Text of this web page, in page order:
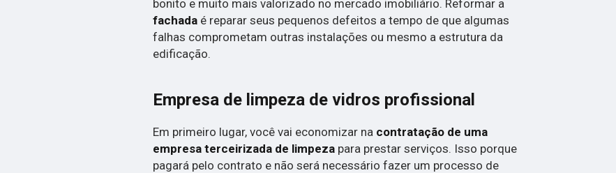
bonito e muito mais valorizado no mercado imobiliário. Reformar a
fachada é reparar seus pequenos defeitos a tempo de que algumas
falhas comprometam outras instalações ou mesmo a estrutura da
edificação.
Empresa de limpeza de vidros profissional
Em primeiro lugar, você vai economizar na contratação de uma
empresa terceirizada de limpeza para prestar serviços. Isso porque
pagará pelo contrato e não será necessário fazer um processo de